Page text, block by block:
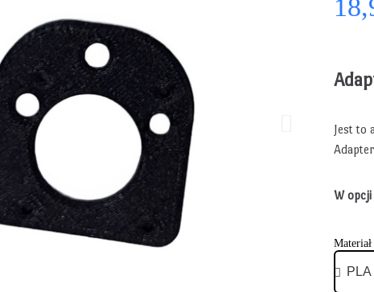
Jest to
W
Materiał